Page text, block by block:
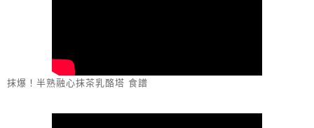
抹爆！半熟融心抹茶乳酪塔 食譜